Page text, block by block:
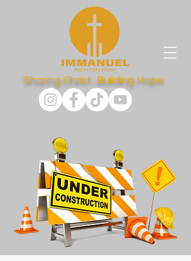
Sharing Christ...Building Hope